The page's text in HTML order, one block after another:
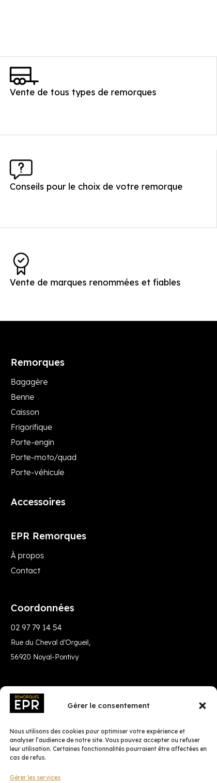
Gérer le consentement
Nous utilisons des cookies pour optimiser votre expérience et
analyser l’audience de notre site. Vous pouvez accepter ou refuser
leur utilisation. Certaines fonctionnalités pourraient être affectées en
cas de refus.
Gérer les services
Vente de tous types de remorques
Conseils pour le choix de votre remorque
Vente de marques renommées et fiables
Remorques
Bagagère
Benne
Caisson
Frigorifique
Porte-engin
Porte-moto/quad
Porte-véhicule
Accessoires
EPR Remorques
À propos
Contact
Coordonnées
02 97 79 14 54
Rue du Cheval d’Orgueil,
56920 Noyal-Pontivy